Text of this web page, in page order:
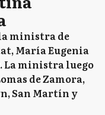
ministra de
María Eugenia
La ministra luego
de Zamora,
San Martín y